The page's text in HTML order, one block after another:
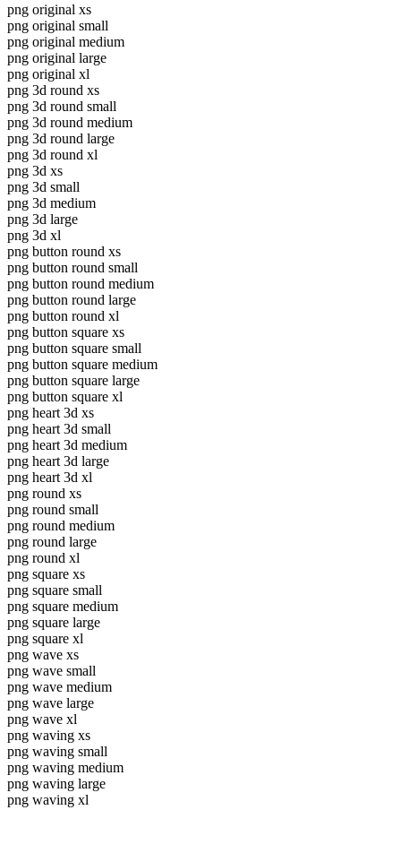
png original xs
png original small
png original medium
png original large
png original xl
png 3d round xs
png 3d round small
png 3d round medium
png 3d round large
png 3d round xl
png 3d xs
png 3d small
png 3d medium
png 3d large
png 3d xl
png button round xs
png button round small
png button round medium
png button round large
png button round xl
png button square xs
png button square small
png button square medium
png button square large
png button square xl
png heart 3d xs
png heart 3d small
png heart 3d medium
png heart 3d large
png heart 3d xl
png round xs
png round small
png round medium
png round large
png round xl
png square xs
png square small
png square medium
png square large
png square xl
png wave xs
png wave small
png wave medium
png wave large
png wave xl
png waving xs
png waving small
png waving medium
png waving large
png waving xl